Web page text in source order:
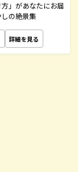
」があなたにお届
の絶景集
詳細を見る